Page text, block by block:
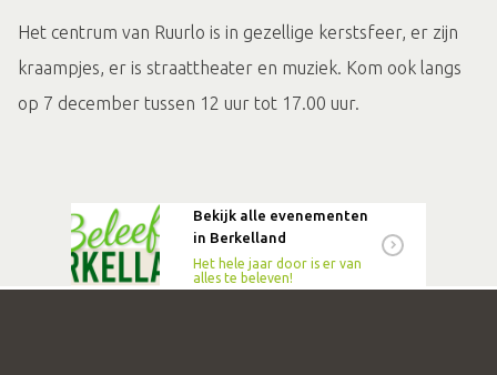
Het centrum van Ruurlo is in gezellige kerstsfeer, er zijn
kraampjes, er is straattheater en muziek. Kom ook langs
op 7 december tussen 12 uur tot 17.00 uur.
Bekijk alle evenementen
in Berkelland
Het hele jaar door is er van
alles te beleven!